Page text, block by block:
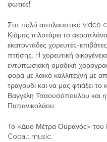
φωτιές!
Στο πολύ απολαυστικό video
Κιάμος πιλοτάρει το
εκατοντάδες χορευτές-
πτήσης. H χορευτική
εντυπωσιακή ομαδική
φορά με λαικό καλλιτέχνη με
τραγουδι και να μας φτιάξει το
Βαγγέλη Τσαουσόπουλου και η
Παπανικολάου.
Το «Δυο Μέτρα Ουρανός» του
Cobalt music.